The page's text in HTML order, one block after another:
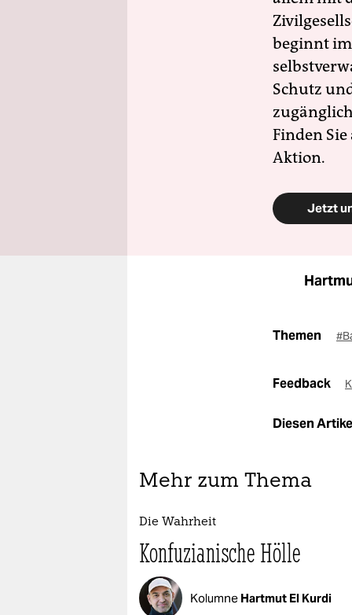
beginnt
Schutz
Finden
Aktion.
Jetzt
Themen
Feedback
Diesen
Mehr zum Thema
Die Wahrheit
Konfuzianische Hölle
Kolumne Hartmut El Kurdi